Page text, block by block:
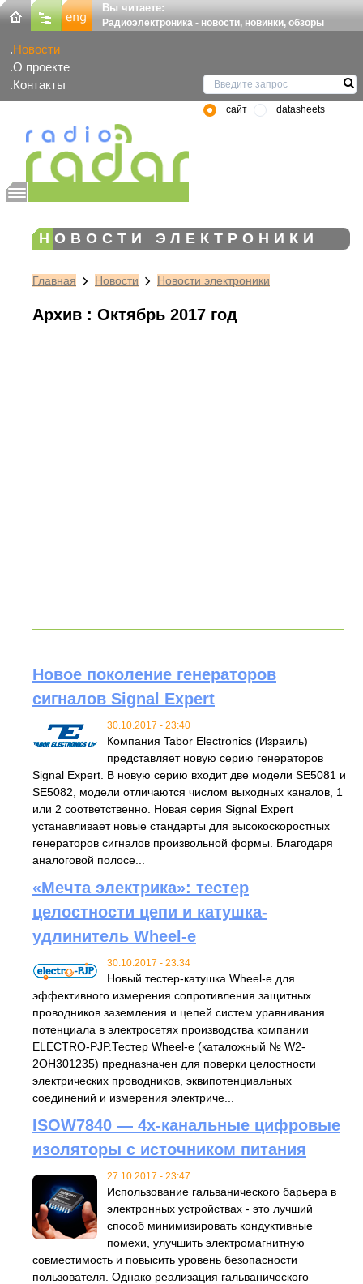
Вы читаете:
Радиоэлектроника - новости, новинки, обзоры
Новости
О проекте
Контакты
сайт datasheets
НОВОСТИ ЭЛЕКТРОНИКИ
Главная Новости Новости электроники
Архив : Октябрь 2017 год
Новое поколение генераторов
сигналов Signal Expert
30.10.2017 - 23:40
Компания Tabor Electronics (Израиль)
представляет новую серию генераторов
Signal Expert. В новую серию входит две модели SE5081 и
SE5082, модели отличаются числом выходных каналов, 1
или 2 соответственно. Новая серия Signal Expert
устанавливает новые стандарты для высокоскоростных
генераторов сигналов произвольной формы. Благодаря
аналоговой полосе...
«Мечта электрика»: тестер
целостности цепи и катушка-
удлинитель Wheel-e
30.10.2017 - 23:34
Новый тестер-катушка Wheel-e для
эффективного измерения сопротивления защитных
проводников заземления и цепей систем уравнивания
потенциала в электросетях производства компании
ELECTRO-PJP.Тестер Wheel-e (каталожный № W2-
2OH301235) предназначен для поверки целостности
электрических проводников, эквипотенциальных
соединений и измерения электриче...
ISOW7840 — 4х-канальные цифровые
изоляторы с источником питания
27.10.2017 - 23:47
Использование гальванического барьера в
электронных устройствах - это лучший
способ минимизировать кондуктивные
помехи, улучшить электромагнитную
совместимость и повысить уровень безопасности
пользователя. Однако реализация гальванического